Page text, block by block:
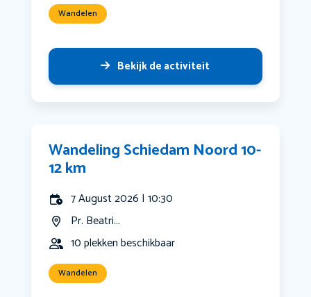
Wandelen
Bekijk de activiteit
Wandeling Schiedam Noord 10-
12 km
7 August 2026 | 10:30
Pr. Beatri...
10 plekken beschikbaar
Wandelen